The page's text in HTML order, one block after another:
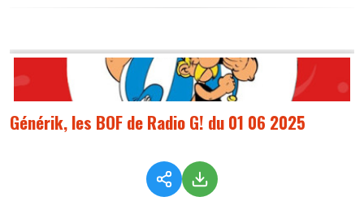
Générik, les BOF de Radio G! du 01 06 2025